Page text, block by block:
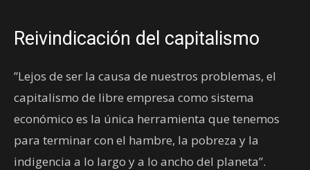
Reivindicación del capitalismo
”Lejos de ser la causa de nuestros problemas, el
capitalismo de libre empresa como sistema
económico es la única herramienta que tenemos
para terminar con el hambre, la pobreza y la
indigencia a lo largo y a lo ancho del planeta”.